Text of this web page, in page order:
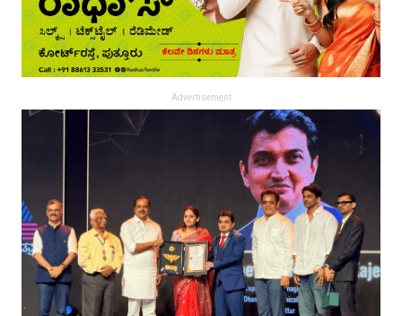
Advertisement